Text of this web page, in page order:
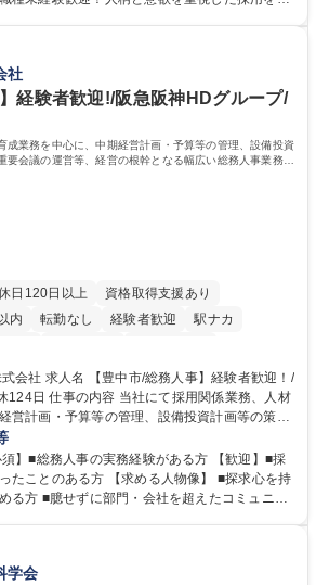
130日
対応できる方、約束を守り正確に作業を進めら
度なPCスキルや関数知識は一切不要です。丁
ため、安心してお仕事をスタートしていただけ
社
経験者歓迎!/阪急阪神HDグループ/
成業務を中心に、中期経営計画・予算等の管理、設備投資
要会議の運営等、経営の根幹となる幅広い総務人事業務全
日120日以上
資格取得支援あり
内
転勤なし 経験者歓迎
駅ナカ
昼食補助あり 食事補助あり
経験者歓迎！/
関係業務、人材
営計画・予算等の管理、設備投資計画等の策
の運営等、経営の根幹となる幅広い総務人事業
用関係業務および
推進 ■中期経営計画および予算等の管理 ■設備
重要会議の運営 ■その他総務人事業務全般 【入
阪神HDグループ/年休124日
】■総務人事の実務経験がある方 【歓迎】■採
求める人物像】 ■探求心を持
る方 ■臆せずに部門・会社を超えたコミュニケ
体性を持って能動的に業務を推進できる方 学
高専 短大 専修学校 高校 語学力： 資格：
学会